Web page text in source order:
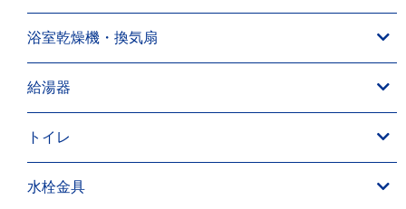
浴室乾燥機・換気扇
給湯器
トイレ
水栓金具